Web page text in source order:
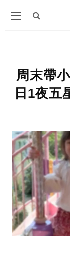
周末帶
日1夜五